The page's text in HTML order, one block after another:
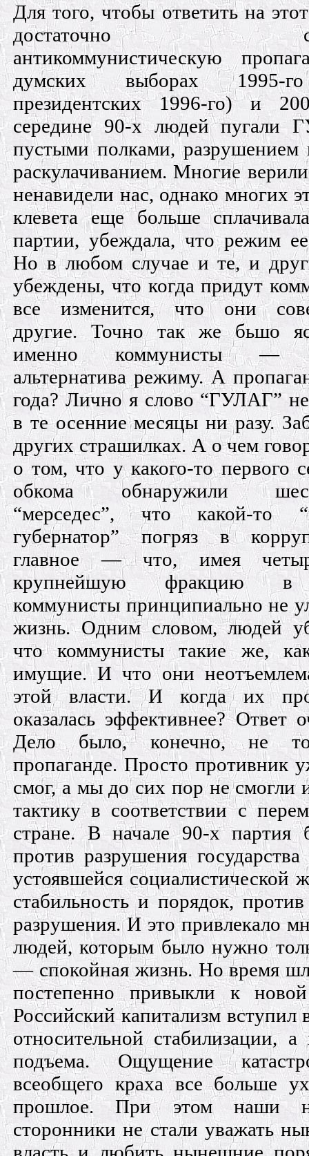
Для того, чтобы ответить на
достаточно
антикоммунистическую
думских выборах 1995-
президентских 1996-го) и
середине 90-х людей пугали
пустыми полками, разрушением
раскулачиванием. Многие
ненавидели нас, однако многих
клевета еще больше
партии, убеждала, что режим
Но в любом случае и те, и
убеждены, что когда придут
все изменится, что они
другие. Точно так же бьшо
именно коммунисты —
альтернатива режиму. А
года? Лично я слово “ГУЛАГ”
в те осенние месяцы ни разу.
других страшилках. А о чем
о том, что у какого-то первого
обкома обнаружили
“мерседес”, что какой-то
губернатор” погряз в
главное — что, имея
крупнейшую фракцию
коммунисты принципиально не
жизнь. Одним словом, людей
что коммунисты такие же,
имущие. И что они
этой власти. И когда их
оказалась эффективнее? Ответ
Дело было, конечно, не
пропаганде. Просто противник
смог, а мы до сих пор не смогли
тактику в соответствии с
стране. В начале 90-х партия
против разрушения
устоявшейся социалистической
стабильность и порядок,
разрушения. И это привлекало
людей, которым было нужно
— спокойная жизнь. Но время
постепенно привыкли к
Российский капитализм вступил
относительной стабилизации,
подъема. Ощущение
всеобщего краха все больше
прошлое. При этом наши
сторонники не стали уважать